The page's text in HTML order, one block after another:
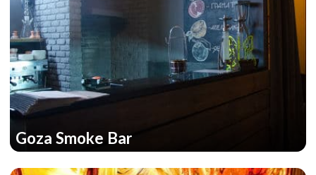
Goza Smoke Bar